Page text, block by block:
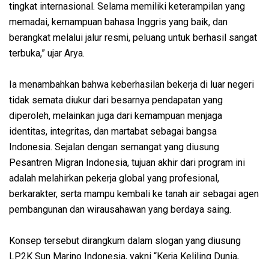
tingkat internasional. Selama memiliki keterampilan yang
memadai, kemampuan bahasa Inggris yang baik, dan
berangkat melalui jalur resmi, peluang untuk berhasil sangat
terbuka,” ujar Arya.
Ia menambahkan bahwa keberhasilan bekerja di luar negeri
tidak semata diukur dari besarnya pendapatan yang
diperoleh, melainkan juga dari kemampuan menjaga
identitas, integritas, dan martabat sebagai bangsa
Indonesia. Sejalan dengan semangat yang diusung
Pesantren Migran Indonesia, tujuan akhir dari program ini
adalah melahirkan pekerja global yang profesional,
berkarakter, serta mampu kembali ke tanah air sebagai agen
pembangunan dan wirausahawan yang berdaya saing.
Konsep tersebut dirangkum dalam slogan yang diusung
LP2K Sun Marino Indonesia, yakni “Kerja Keliling Dunia,